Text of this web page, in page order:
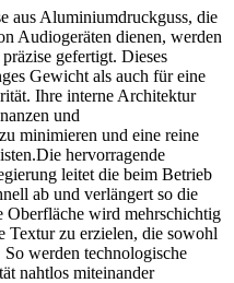
aus Aluminiumdruckguss, die
Audiogeräten dienen, werden
gefertigt. Dieses
Gewicht als auch für eine
Ihre interne Architektur
und
minimieren und eine reine
hervorragende
leitet die beim Betrieb
ab und verlängert so die
Oberfläche wird mehrschichtig
Textur zu erzielen, die sowohl
werden technologische
nahtlos miteinander